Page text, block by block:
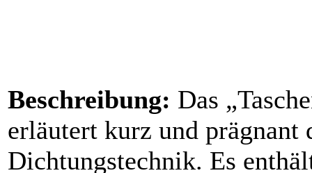
Beschreibung: Das
erläutert kurz und
Dichtungstechnik. Es